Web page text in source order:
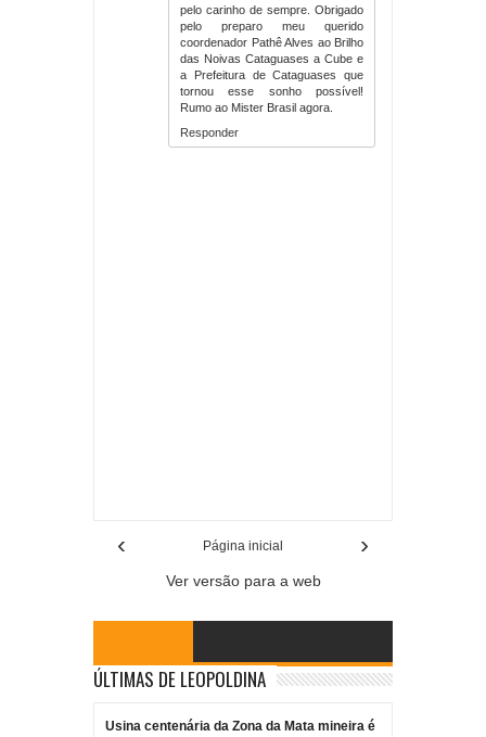
pelo carinho de sempre. Obrigado
pelo preparo meu querido
coordenador Pathê Alves ao Brilho
das Noivas Cataguases a Cube e
a Prefeitura de Cataguases que
tornou esse sonho possível!
Rumo ao Mister Brasil agora.
Responder
‹ ›
Página inicial
Ver versão para a web
ÚLTIMAS DE LEOPOLDINA
Usina centenária da Zona da Mata mineira é